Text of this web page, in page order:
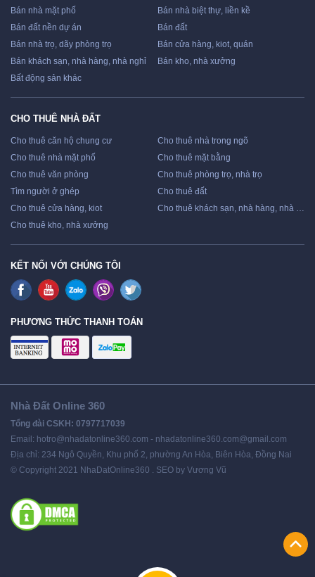
Bán nhà mặt phố
Bán nhà biệt thự, liền kề
Bán đất nền dự án
Bán đất
Bán nhà trọ, dãy phòng trọ
Bán cửa hàng, kiot, quán
Bán khách sạn, nhà hàng, nhà nghỉ
Bán kho, nhà xưởng
Bất động sản khác
CHO THUÊ NHÀ ĐẤT
Cho thuê căn hộ chung cư
Cho thuê nhà trong ngõ
Cho thuê nhà mặt phố
Cho thuê mặt bằng
Cho thuê văn phòng
Cho thuê phòng trọ, nhà trọ
Tìm người ở ghép
Cho thuê đất
Cho thuê cửa hàng, kiot
Cho thuê khách sạn, nhà hàng, nhà nghỉ
Cho thuê kho, nhà xưởng
KẾT NỐI VỚI CHÚNG TÔI
PHƯƠNG THỨC THANH TOÁN
Nhà Đất Online 360
Tổng đài CSKH: 0797717039
Email: hotro@nhadatonline360.com - nhadatonline360.com@gmail.com
Địa chỉ: 234 Ngô Quyền, Khu phố 2, phường An Hòa, Biên Hòa, Đồng Nai
© Copyright 2021 NhaDatOnline360 . SEO by Vương Vũ